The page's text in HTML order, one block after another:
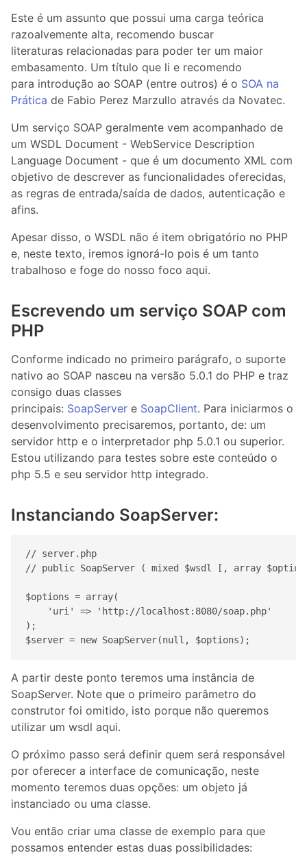
Este é um assunto que possui uma carga teórica
razoalvemente alta, recomendo buscar
literaturas relacionadas para poder ter um maior
embasamento. Um título que li e recomendo
para introdução ao SOAP (entre outros) é o SOA na
Prática de Fabio Perez Marzullo através da Novatec.
Um serviço SOAP geralmente vem acompanhado de
um WSDL Document - WebService Description
Language Document - que é um documento XML com
objetivo de descrever as funcionalidades oferecidas,
as regras de entrada/saída de dados, autenticação e
afins.
Apesar disso, o WSDL não é item obrigatório no PHP
e, neste texto, iremos ignorá-lo pois é um tanto
trabalhoso e foge do nosso foco aqui.
Escrevendo um serviço SOAP com
PHP
Conforme indicado no primeiro parágrafo, o suporte
nativo ao SOAP nasceu na versão 5.0.1 do PHP e traz
consigo duas classes
principais: SoapServer e SoapClient. Para iniciarmos o
desenvolvimento precisaremos, portanto, de: um
servidor http e o interpretador php 5.0.1 ou superior.
Estou utilizando para testes sobre este conteúdo o
php 5.5 e seu servidor http integrado.
Instanciando SoapServer:
// server.php
// public SoapServer ( mixed $wsdl [, array
$options = array(
    'uri' => 'http://localhost:8080/soap.php'
);
$server = new SoapServer(null, $options);
A partir deste ponto teremos uma instância de
SoapServer. Note que o primeiro parâmetro do
construtor foi omitido, isto porque não queremos
utilizar um wsdl aqui.
O próximo passo será definir quem será responsável
por oferecer a interface de comunicação, neste
momento teremos duas opções: um objeto já
instanciado ou uma classe.
Vou então criar uma classe de exemplo para que
possamos entender estas duas possibilidades: